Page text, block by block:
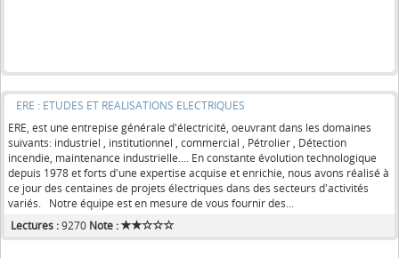
ERE : ETUDES ET REALISATIONS ELECTRIQUES
ERE, est une entrepise générale d'électricité, oeuvrant dans les domaines
suivants: industriel , institutionnel , commercial , Pétrolier , Détection
incendie, maintenance industrielle.... En constante évolution technologique
depuis 1978 et forts d'une expertise acquise et enrichie, nous avons réalisé à
ce jour des centaines de projets électriques dans des secteurs d'activités
variés. Notre équipe est en mesure de vous fournir des...
Lectures :9270 Note :